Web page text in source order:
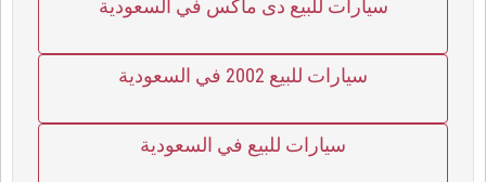
سيارات للبيع دى ماكس في السعودية
سيارات للبيع 2002 في السعودية
سيارات للبيع في السعودية